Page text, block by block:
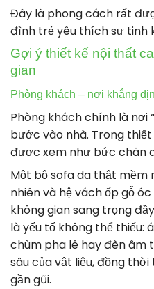
Đây là phong cách rất
đình trẻ yêu thích sự tinh
Gợi ý thiết kế nội thất
gian
Phòng khách – nơi khẳng
Phòng khách chính là nơi
bước vào nhà. Trong
được xem như bức chân
Một bộ sofa da thật
nhiên và hệ vách ốp gỗ
không gian sang trọng
là yếu tố không thể thiếu:
chùm pha lê hay đèn âm
sâu của vật liệu, đồng
gần gũi.